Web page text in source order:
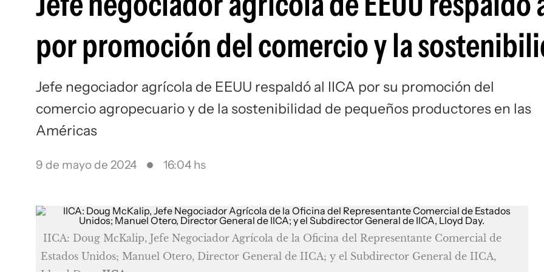
por promoción del comercio y la
Jefe negociador agrícola de EEUU respaldó al IICA por su promoción del
comercio agropecuario y de la sostenibilidad de pequeños productores en las
Américas
9 de mayo de 2024 16:04 hs
IICA: Doug McKalip, Jefe Negociador Agrícola de la Oficina del Representante Comercial de
Estados Unidos; Manuel Otero, Director General de IICA; y el Subdirector General de IICA,